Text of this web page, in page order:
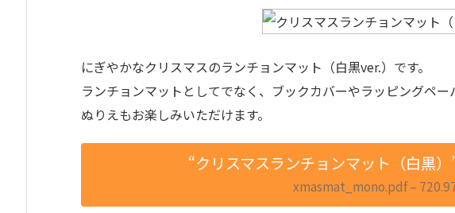
にぎやかなクリスマスのランチョンマット（白黒ver.）です。
ランチョンマットとしてでなく、ブックカバーやラッピングペー
ぬりえもお楽しみいただけます。
“クリスマスランチョンマット（白黒
xmasmat_mono.pdf –